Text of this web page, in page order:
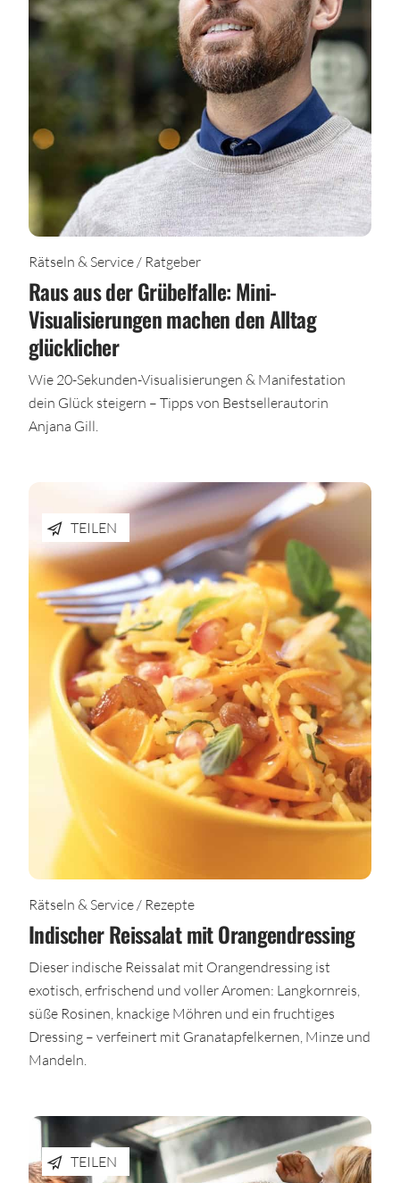
Rätseln & Service / Ratgeber
Raus aus der Grübelfalle: Mini-
Visualisierungen machen den Alltag
glücklicher
Wie 20-Sekunden-Visualisierungen & Manifestation
dein Glück steigern – Tipps von Bestsellerautorin
Anjana Gill.
TEILEN
Rätseln & Service / Rezepte
Indischer Reissalat mit Orangendressing
Dieser indische Reissalat mit Orangendressing ist
exotisch, erfrischend und voller Aromen: Langkornreis,
süße Rosinen, knackige Möhren und ein fruchtiges
Dressing – verfeinert mit Granatapfelkernen, Minze und
Mandeln.
TEILEN